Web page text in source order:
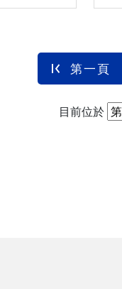
第一頁
目前位於